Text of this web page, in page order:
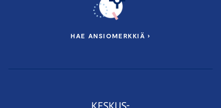
HAE ANSIOMERKKIÄ ›